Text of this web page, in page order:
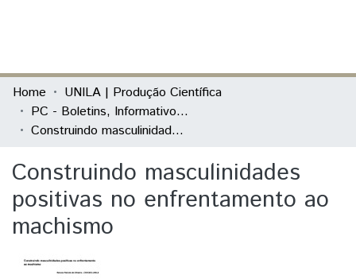
Communities & Collections
All of DSpace
Home
UNILA | Produção Científica
PC - Boletins, Informativos e Relatórios
Construindo masculinidades positivas no enfrentamento ao machismo
Construindo masculinidades
positivas no enfrentamento ao
machismo